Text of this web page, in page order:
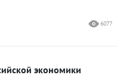
6077
экономики